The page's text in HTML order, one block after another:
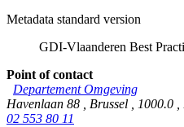
Metadata standard version
GDI-Vlaanderen Best
Point of contact
Departement Omgeving
Havenlaan 88
Brussel 1000.0
02 553 80 11